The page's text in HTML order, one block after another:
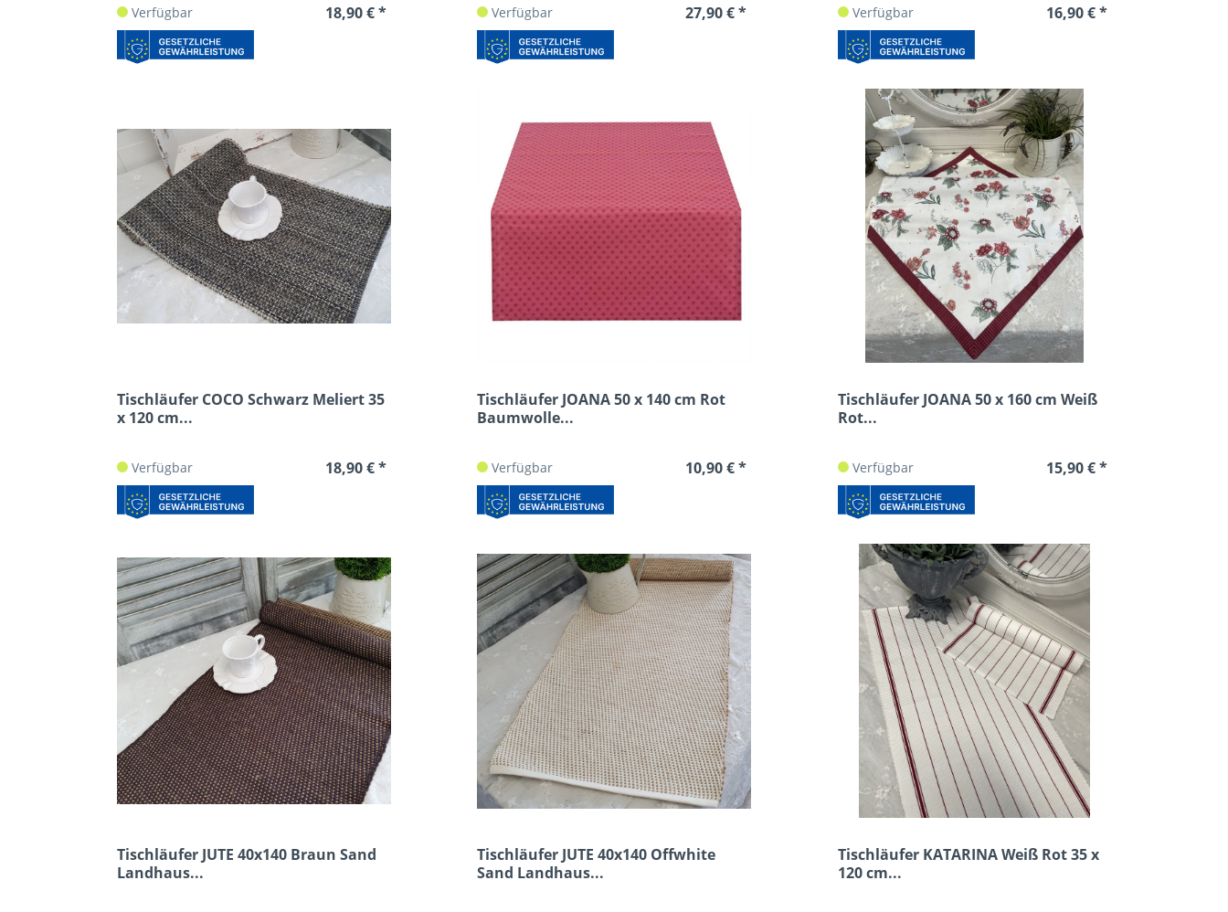
Verfügbar 18,90 € * Verfügbar 27,90 € * Verfügbar 16,90 € *
Tischläufer COCO Schwarz Meliert 35
x 120 cm...
Verfügbar 18,90 € *
Tischläufer JOANA 50 x 140 cm Rot
Baumwolle...
Verfügbar 10,90 € *
Tischläufer JOANA 50 x 160 cm Weiß
Rot...
Verfügbar 15,90 € *
Tischläufer JUTE 40x140 Braun Sand
Landhaus...
Tischläufer JUTE 40x140 Offwhite
Sand Landhaus...
Tischläufer KATARINA Weiß Rot 35 x
120 cm...